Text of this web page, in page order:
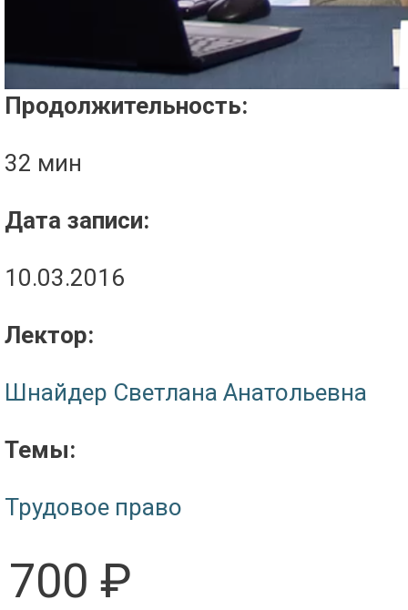
Продолжительность:
32 мин
Дата записи:
10.03.2016
Лектор:
Шнайдер Светлана Анатольевна
Темы:
Трудовое право
700 ₽